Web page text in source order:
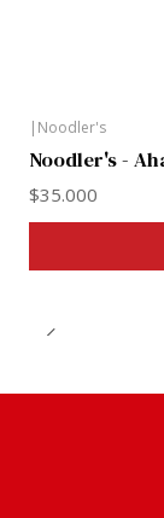
| Noodler's
Noodler's -
$35.000